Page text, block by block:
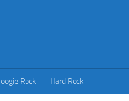
Rock Hard Rock